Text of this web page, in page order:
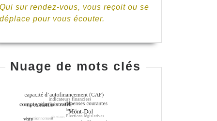
Qui sur rendez-vous, vous reçoit ou se
déplace pour vous écouter.
Nuage de mots clés